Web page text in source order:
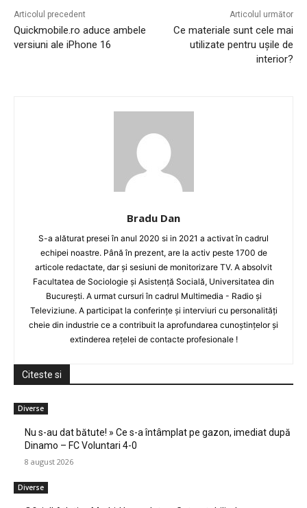
Articolul precedent
Quickmobile.ro aduce ambele
versiuni ale iPhone 16
Articolul următor
Ce materiale sunt cele mai
utilizate pentru ușile de
interior?
Bradu Dan
S-a alăturat presei în anul 2020 si in 2021 a activat în cadrul
echipei noastre. Până în prezent, are la activ peste 1700 de
articole redactate, dar și sesiuni de monitorizare TV. A absolvit
Facultatea de Sociologie și Asistență Socială, Universitatea din
București. A urmat cursuri în cadrul Multimedia - Radio și
Televiziune. A participat la conferințe și interviuri cu personalități
cheie din industrie ce a contribuit la aprofundarea cunoștințelor și
extinderea rețelei de contacte profesionale !
Citeste si
Diverse
Nu s-au dat bătute! » Ce s-a întâmplat pe gazon, imediat după
Dinamo – FC Voluntari 4-0
8 august 2026
Diverse